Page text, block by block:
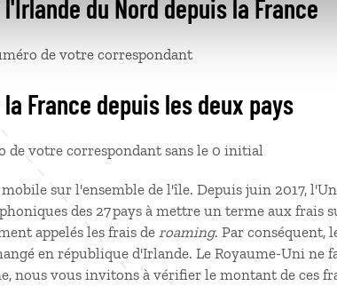
du Nord depuis la France
de votre correspondant
France depuis les deux pays
de votre correspondant sans le 0 initial
sur l'ensemble de l'île. Depuis juin 2017,
des 27 pays à mettre un terme aux frais
appelés les frais deroaming. Par conséquent,
en république d'Irlande. Le Royaume-Uni ne
nous vous invitons à vérifier le montant de ces